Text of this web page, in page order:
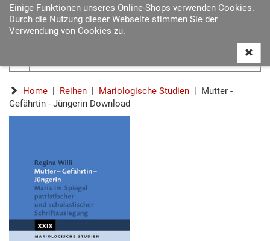
Einige Funktionen unseres Online-Shops verwenden Cookies.
Durch die Nutzung dieser Webseite stimmen Sie der
Verwendung von Cookies zu.
Home | Reihen | Mariologische Studien | Mutter -
Gefährtin - Jüngerin Download